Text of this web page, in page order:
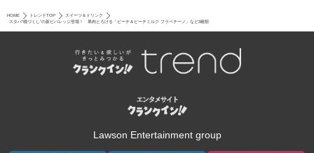
HOME トレンドTOP
スイーツ＆ドリンク
スタバ“桃づくし”の新ビバレッジ登場！ 果肉とろける「ピーチ＆ピーチミルク フラペチーノ」など3種類
Lawson Entertainment group